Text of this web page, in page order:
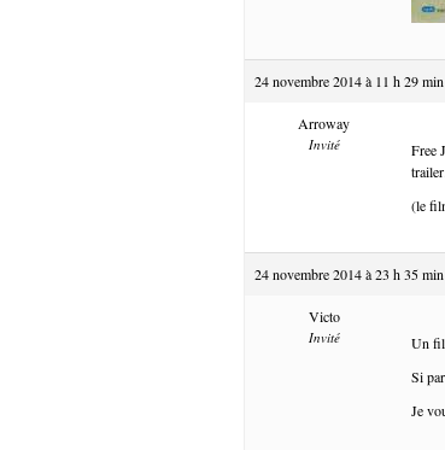
24 novembre 2014 à 11 h 29 min
Arroway
Invité
Free
(le
24 novembre 2014 à 23 h 35 min
Victo
Invité
Un
Si
Je